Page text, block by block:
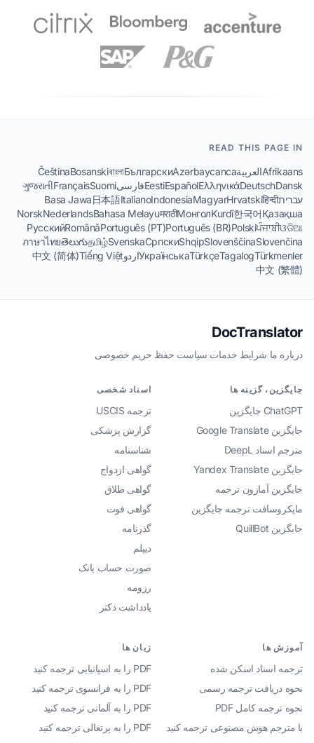
READ THIS PAGE IN
AfrikaansالعربيةAzərbaycanca
Български
বাংলা
Bosanski
Čeština
Dansk
Deutsch
Ελληνικά
Español
EestiفارسیSuomi
Français
ગુજરાતી
עבריתहिन्दी
Hrvatski
Magyar
Indonesia
Italiano
日本語
Basa Jawa
Қазақша
한국어
Kurdî
Монгол
मराठी
Bahasa Melayu
Nederlands
Norsk
ଓଡିଆ
ਪੰਜਾਬੀ
Polski
Português (BR)
Português (PT)
Română
Русский
Slovenčina
Slovenščina
Shqip
Српски
Svenska
தமிழ்
తెలుగు
ภาษาไทย
Türkmenler
Tagalog
Türkçe
УкраїнськаاردوTiếng Việt
中文 (简体)
中文 (繁體)
DocTranslator
درباره ما·شرایط خدمات·سیاست حفظ حریم خصوصی
جایگزین، گزینه ها
ChatGPT جایگزین
جایگزین Google Translate
مترجم اسناد DeepL
جایگزین Yandex Translate
جایگزین آمازون ترجمه
مایکروسافت ترجمه جایگزین
جایگزین QuillBot
اسناد شخصی
ترجمه USCIS
گزارش پزشکی
شناسنامه
گواهی ازدواج
گواهی طلاق
گواهی فوت
گذرنامه
دیپلم
صورت حساب بانک
رزومه
یادداشت دکتر
آموزش ها
ترجمه اسناد اسکن شده
نحوه دریافت ترجمه رسمی
نحوه ترجمه کامل PDF
با مترجم هوش مصنوعی ترجمه کنید
زبان ها
PDF را به اسپانیایی ترجمه کنید
PDF را به فرانسوی ترجمه کنید
PDF را به آلمانی ترجمه کنید
PDF را به پرتغالی ترجمه کنید